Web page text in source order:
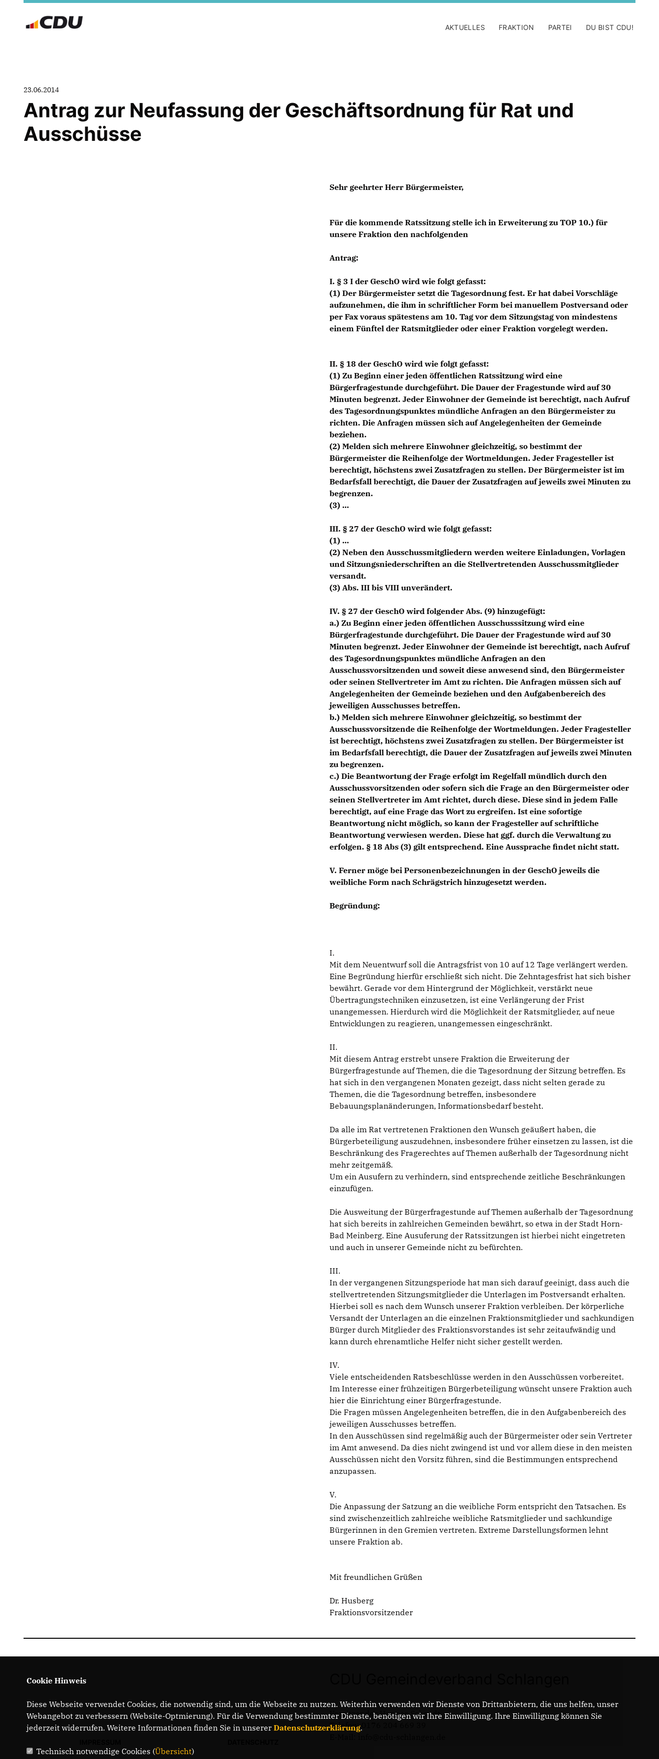
AKTUELLES FRAKTION PARTEI DU BIST CDU!
23.06.2014
Antrag zur Neufassung der Geschäftsordnung für Rat und
Ausschüsse
Sehr geehrter Herr Bürgermeister,
Für die kommende Ratssitzung stelle ich in Erweiterung zu TOP 10.) für
unsere Fraktion den nachfolgenden
Antrag:
I. § 3 I der GeschO wird wie folgt gefasst:
(1) Der Bürgermeister setzt die Tagesordnung fest. Er hat dabei Vorschläge
aufzunehmen, die ihm in schriftlicher Form bei manuellem Postversand oder
per Fax voraus spätestens am 10. Tag vor dem Sitzungstag von mindestens
einem Fünftel der Ratsmitglieder oder einer Fraktion vorgelegt werden.
II. § 18 der GeschO wird wie folgt gefasst:
(1) Zu Beginn einer jeden öffentlichen Ratssitzung wird eine
Bürgerfragestunde durchgeführt. Die Dauer der Fragestunde wird auf 30
Minuten begrenzt. Jeder Einwohner der Gemeinde ist berechtigt, nach Aufruf
des Tagesordnungspunktes mündliche Anfragen an den Bürgermeister zu
richten. Die Anfragen müssen sich auf Angelegenheiten der Gemeinde
beziehen.
(2) Melden sich mehrere Einwohner gleichzeitig, so bestimmt der
Bürgermeister die Reihenfolge der Wortmeldungen. Jeder Fragesteller ist
berechtigt, höchstens zwei Zusatzfragen zu stellen. Der Bürgermeister ist im
Bedarfsfall berechtigt, die Dauer der Zusatzfragen auf jeweils zwei Minuten zu
begrenzen.
(3)
III. § 27 der GeschO wird wie folgt gefasst:
(1)
(2) Neben den Ausschussmitgliedern werden weitere Einladungen, Vorlagen
und Sitzungsniederschriften an die Stellvertretenden Ausschussmitglieder
versandt.
(3) Abs. III bis VIII unverändert.
IV. § 27 der GeschO wird folgender Abs. (9) hinzugefügt:
a.) Zu Beginn einer jeden öffentlichen Ausschusssitzung wird eine
Bürgerfragestunde durchgeführt. Die Dauer der Fragestunde wird auf 30
Minuten begrenzt. Jeder Einwohner der Gemeinde ist berechtigt, nach Aufruf
des Tagesordnungspunktes mündliche Anfragen an den
Ausschussvorsitzenden und soweit diese anwesend sind, den Bürgermeister
oder seinen Stellvertreter im Amt zu richten. Die Anfragen müssen sich auf
Angelegenheiten der Gemeinde beziehen und den Aufgabenbereich des
jeweiligen Ausschusses betreffen.
b.) Melden sich mehrere Einwohner gleichzeitig, so bestimmt der
Ausschussvorsitzende die Reihenfolge der Wortmeldungen. Jeder Fragesteller
ist berechtigt, höchstens zwei Zusatzfragen zu stellen. Der Bürgermeister ist
im Bedarfsfall berechtigt, die Dauer der Zusatzfragen auf jeweils zwei Minuten
zu begrenzen.
c.) Die Beantwortung der Frage erfolgt im Regelfall mündlich durch den
Ausschussvorsitzenden oder sofern sich die Frage an den Bürgermeister oder
seinen Stellvertreter im Amt richtet, durch diese. Diese sind in jedem Falle
berechtigt, auf eine Frage das Wort zu ergreifen. Ist eine sofortige
Beantwortung nicht möglich, so kann der Fragesteller auf schriftliche
Beantwortung verwiesen werden. Diese hat ggf. durch die Verwaltung zu
erfolgen. § 18 Abs (3) gilt entsprechend. Eine Aussprache findet nicht statt.
V. Ferner möge bei Personenbezeichnungen in der GeschO jeweils die
weibliche Form nach Schrägstrich hinzugesetzt werden.
Begründung:
I.
Mit dem Neuentwurf soll die Antragsfrist von 10 auf 12 Tage verlängert werden.
Eine Begründung hierfür erschließt sich nicht. Die Zehntagesfrist hat sich bisher
bewährt. Gerade vor dem Hintergrund der Möglichkeit, verstärkt neue
Übertragungstechniken einzusetzen, ist eine Verlängerung der Frist
unangemessen. Hierdurch wird die Möglichkeit der Ratsmitglieder, auf neue
Entwicklungen zu reagieren, unangemessen eingeschränkt.
II.
Mit diesem Antrag erstrebt unsere Fraktion die Erweiterung der
Bürgerfragestunde auf Themen, die die Tagesordnung der Sitzung betreffen. Es
hat sich in den vergangenen Monaten gezeigt, dass nicht selten gerade zu
Themen, die die Tagesordnung betreffen, insbesondere
Bebauungsplanänderungen, Informationsbedarf besteht.
Da alle im Rat vertretenen Fraktionen den Wunsch geäußert haben, die
Bürgerbeteiligung auszudehnen, insbesondere früher einsetzen zu lassen, ist die
Beschränkung des Fragerechtes auf Themen außerhalb der Tagesordnung nicht
mehr zeitgemäß.
Um ein Ausufern zu verhindern, sind entsprechende zeitliche Beschränkungen
einzufügen.
Die Ausweitung der Bürgerfragestunde auf Themen außerhalb der Tagesordnung
hat sich bereits in zahlreichen Gemeinden bewährt, so etwa in der Stadt Horn-
Bad Meinberg. Eine Ausuferung der Ratssitzungen ist hierbei nicht eingetreten
und auch in unserer Gemeinde nicht zu befürchten.
III.
In der vergangenen Sitzungsperiode hat man sich darauf geeinigt, dass auch die
stellvertretenden Sitzungsmitglieder die Unterlagen im Postversandt erhalten.
Hierbei soll es nach dem Wunsch unserer Fraktion verbleiben. Der körperliche
Versandt der Unterlagen an die einzelnen Fraktionsmitglieder und sachkundigen
Bürger durch Mitglieder des Fraktionsvorstandes ist sehr zeitaufwändig und
kann durch ehrenamtliche Helfer nicht sicher gestellt werden.
IV.
Viele entscheidenden Ratsbeschlüsse werden in den Ausschüssen vorbereitet.
Im Interesse einer frühzeitigen Bürgerbeteiligung wünscht unsere Fraktion auch
hier die Einrichtung einer Bürgerfragestunde.
Die Fragen müssen Angelegenheiten betreffen, die in den Aufgabenbereich des
jeweiligen Ausschusses betreffen.
In den Ausschüssen sind regelmäßig auch der Bürgermeister oder sein Vertreter
im Amt anwesend. Da dies nicht zwingend ist und vor allem diese in den meisten
Ausschüssen nicht den Vorsitz führen, sind die Bestimmungen entsprechend
anzupassen.
V.
Die Anpassung der Satzung an die weibliche Form entspricht den Tatsachen. Es
sind zwischenzeitlich zahlreiche weibliche Ratsmitglieder und sachkundige
Bürgerinnen in den Gremien vertreten. Extreme Darstellungsformen lehnt
unsere Fraktion ab.
Mit freundlichen Grüßen
Dr. Husberg
Fraktionsvorsitzender
Vorsitzender Hannes Schoodt
Telefon: 0176 204 669 39
Cookie Hinweis
Diese Webseite verwendet Cookies, die notwendig sind, um die Webseite zu nutzen. Weiterhin verwenden wir Dienste von Drittanbietern, die uns helfen, unser
Webangebot zu verbessern (Website-Optmierung). Für die Verwendung bestimmter Dienste, benötigen wir Ihre Einwilligung. Ihre Einwilligung können Sie
jederzeit widerrufen. Weitere Informationen finden Sie in unserer Datenschutzerklärung.
Technisch notwendige Cookies (Übersicht)